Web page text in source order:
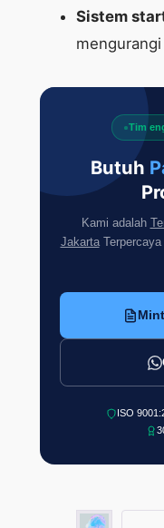
Sistem
Tim
Butuh
Kami adalah
Jakarta
ISO